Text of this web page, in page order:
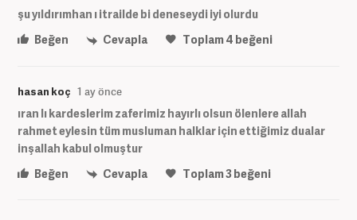
şu yıldırımhan ı itrailde bi deneseydi iyi olurdu
Beğen
Cevapla Toplam4 beğeni
hasan koç 1 ay önce
ıran lı kardeslerim zaferimiz hayırlı olsun ölenlere allah
rahmet eylesin tüm musluman halklar için ettiğimiz dualar
inşallah kabul olmuştur
Beğen
Cevapla Toplam3beğeni